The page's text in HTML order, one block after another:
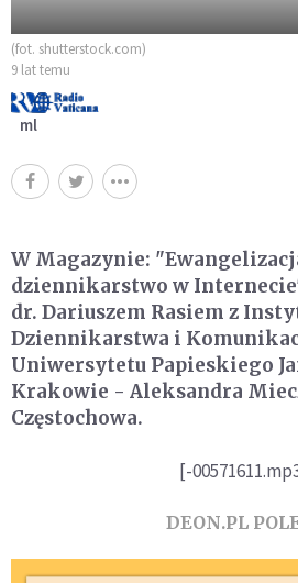
(fot. shutterstock.com)
9 lat temu
ml
W Magazynie:
dziennikarstwo w
dr. Dariuszem Rasiem z
Dziennikarstwa i
Uniwersytetu Papieskiego
Krakowie - Aleksandra
Częstochowa.
[-
DEON.PL